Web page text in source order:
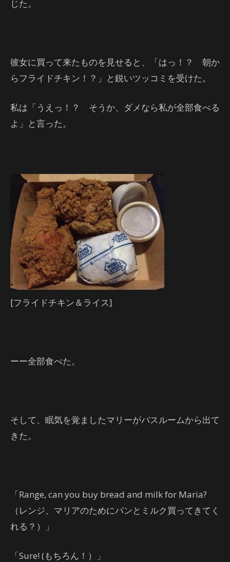
じた。
彼女に買って来たものを見せると、「はっ！？ 朝か
らフライドチキン！？」と鋭いツッコミを受けた。
私は「うえっ！？ そうか、ダメなら私が全部食べる
よ」と言った。
[フライドチキン＆ライス]
ーー全部食べた。
そして、眠気を覚ましたマリーがバスルームから出て
きた。
「Range, can you buy bread and milk for Maria?
（レンジ、マリアのためにパンとミルク買ってきてく
れる？）」
「Sure! (もちろん！）」